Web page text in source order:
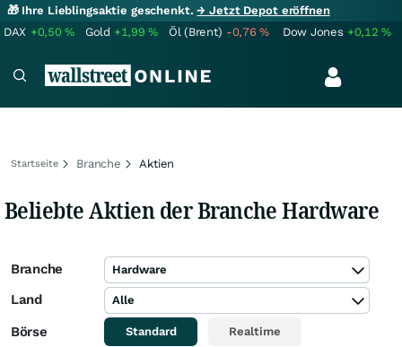
🎁 Ihre Lieblingsaktie geschenkt.→ Jetzt Depot eröffnen
DAX +0,50% Gold +1,99% Öl (Brent) -0,76% Dow Jones +0,12%
Startseite Branche Aktien
Beliebte Aktien der Branche Hardware
Branche Hardware
Land Alle
Börse Standard Realtime